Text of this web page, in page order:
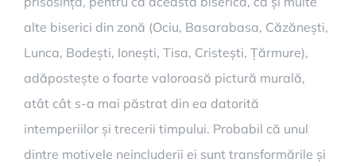
alte biserici din zonă (Ociu, Basarabasa, Căzănești,
Lunca, Bodești, Ionești, Tisa, Cristești, Țărmure),
adăpostește o foarte valoroasă pictură murală,
atât cât s-a mai păstrat din ea datorită
intemperiilor și trecerii timpului. Probabil că unul
dintre motivele neincluderii ei sunt transformările și